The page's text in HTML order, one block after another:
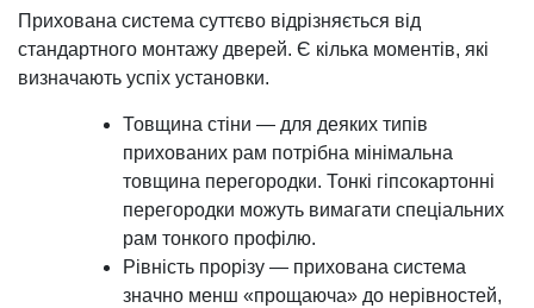
Прихована система суттєво відрізняється від
стандартного монтажу дверей. Є кілька моментів, які
визначають успіх установки.
Товщина стіни — для деяких типів
прихованих рам потрібна мінімальна
товщина перегородки. Тонкі гіпсокартонні
перегородки можуть вимагати спеціальних
рам тонкого профілю.
Рівність прорізу — прихована система
значно менш «прощаюча» до нерівностей,